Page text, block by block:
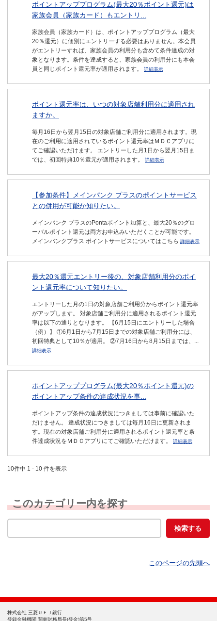
ポイントアッププログラム(最大20％ポイント還元)は
家族会員（家族カード）もエントリ...
家族会員（家族カード）は、ポイントアッププログラム（最大
20％還元）に個別にエントリーする必要はありません。本会員
がエントリーすれば、家族会員の利用分も含めて条件達成の対
象となります。条件を達成すると、家族会員の利用分にも本会
員と同じポイント還元率が適用されます。
詳細表示
ポイント還元率は、いつの対象店舗利用分に適用され
ますか。
毎月16日から翌月15日の対象店舗ご利用分に適用されます。現
在のご利用に適用されているポイント還元率はＭＤＣアプリに
てご確認いただけます。 エントリーした月1日から翌月15日ま
では、初回特典10％還元が適用されます。
詳細表示
【参加条件】メインパンク プラスのポイントサービス
との併用が可能か知りたい。
メインバンク プラスのPontaポイント加算と、最大20％のグロ
ーバルポイント還元は両方お申込みいただくことが可能です。
メインバンクプラス ポイントサービスについてはこちら 詳細表示
最大20％還元エントリー後の、対象店舗利用分のポイ
ント還元率について知りたい。
エントリーした月の1日の対象店舗ご利用分からポイント還元率
がアップします。 対象店舗ご利用分に適用されるポイント還元
率は以下の通りとなります。 【6月15日にエントリーした場合
（例）】 ①6月1日から7月15日までの対象店舗ご利用分には、
初回特典として10％が適用。 ②7月16日から8月15日までは、...
詳細表示
ポイントアッププログラム(最大20％ポイント還元)の
ポイントアップ条件の達成状況を事...
ポイントアップ条件の達成状況につきましては事前に確認いた
だけません。 達成状況につきましては毎月16日に更新されま
す。現在の対象店舗ご利用分に適用されるポイント還元率と条
件達成状況をＭＤＣアプリにてご確認いただけます。
詳細表示
10件中 1 - 10 件を表示
このカテゴリー内を探す
このページの先頭へ
株式会社 三菱ＵＦＪ銀行
登録金融機関 関東財務局長(登金)第5号